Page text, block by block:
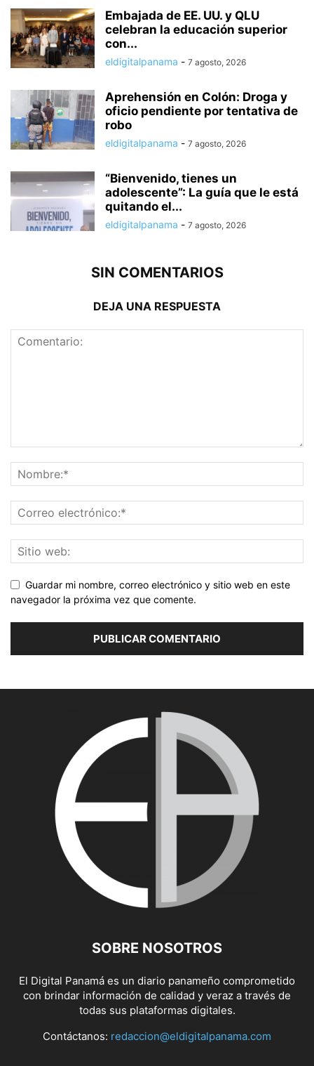
Embajada de EE. UU. y QLU
celebran la educación superior
con...
eldigitalpanama - 7 agosto, 2026
Aprehensión en Colón: Droga y
oficio pendiente por tentativa de
robo
eldigitalpanama - 7 agosto, 2026
“Bienvenido, tienes un
adolescente”: La guía que le está
quitando el...
eldigitalpanama - 7 agosto, 2026
SIN COMENTARIOS
DEJA UNA RESPUESTA
Guardar mi nombre, correo electrónico y sitio web en este
navegador la próxima vez que comente.
SOBRE NOSOTROS
El Digital Panamá es un diario panameño comprometido
con brindar información de calidad y veraz a través de
todas sus plataformas digitales.
Contáctanos: redaccion@eldigitalpanama.com